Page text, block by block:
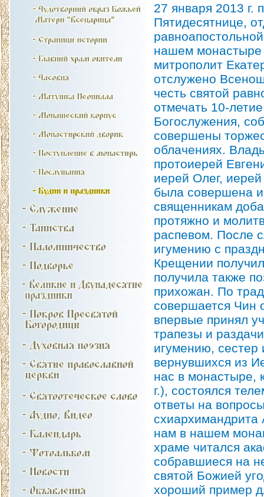
27 января 2013 г.
Пятидесятнице,
нашем монастыре
митрополит
отслужено
честь святой
отмечать 10-
Богослужения,
совершены
облачениях.
протоиерей
иерей Олег,
была совершена
священникам
протяжно и
распевом. После
игумению с
Крещении
получила также
прихожан. По
совершается Чин
впервые принял
трапезы и
игумению, сестер
вернувшихся из
нас в монастыре,
г.), состоялся
ответы на
схиархимандрита
нам в нашем
храме читался
собравшиеся на
святой Божией
хороший пример